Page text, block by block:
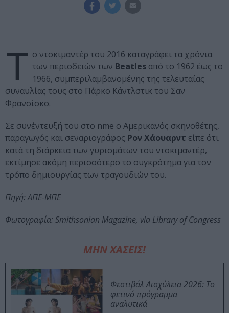
Τ ο ντοκιμαντέρ του 2016 καταγράφει τα χρόνια
των περιοδειών των Beatles από το 1962 έως το
1966, συμπεριλαμβανομένης της τελευταίας
συναυλίας τους στο Πάρκο Κάντλστικ του Σαν
Φρανσίσκο.
Σε συνέντευξή του στο nme o Αμερικανός σκηνοθέτης,
παραγωγός και σεναριογράφος Ρον Χάουαρντ είπε ότι
κατά τη διάρκεια των γυρισμάτων του ντοκιμαντέρ,
εκτίμησε ακόμη περισσότερο το συγκρότημα για τον
τρόπο δημιουργίας των τραγουδιών του.
Πηγή: ΑΠΕ-ΜΠΕ
Φωτογραφία: Smithsonian Magazine, via Library of Congress
ΜΗΝ ΧΑΣΕΙΣ!
Φεστιβάλ Αισχύλεια 2026: Το
φετινό πρόγραμμα
αναλυτικά